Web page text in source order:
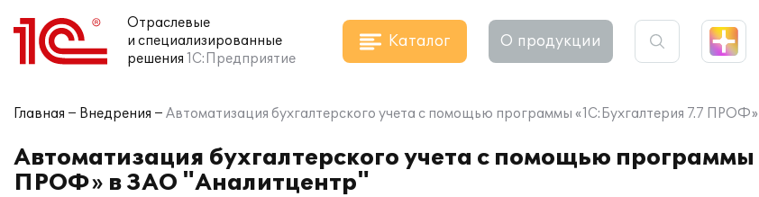
Отраслевые
и специализированные
решения 1С:Предприятие
Каталог О продукции
Главная Внедрения Автоматизация бухгалтерского учета с помощью программы «1С:Бухгалтерия 7.7
Автоматизация бухгалтерского учета с помощью программы
ПРОФ» в ЗАО "Аналитцентр"